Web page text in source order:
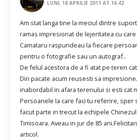
LUNI, 18 APRILIE 2011 AT 16:42
Am stat langa tine la meciul dintre
ramas impresionat de lejeritatea cu
Camataru raspundeau la fiecare
pentru o fotografie sau un autograf..
De felul acestora de a fi atat pe teren
Din pacate acum reusesti sa
inabordabil in afara terenului si esti cat
Persoanele la care faci tu referire, sper
facut parte in trecut la echipele
Timisoara. Aveau in jur de 85
articol.